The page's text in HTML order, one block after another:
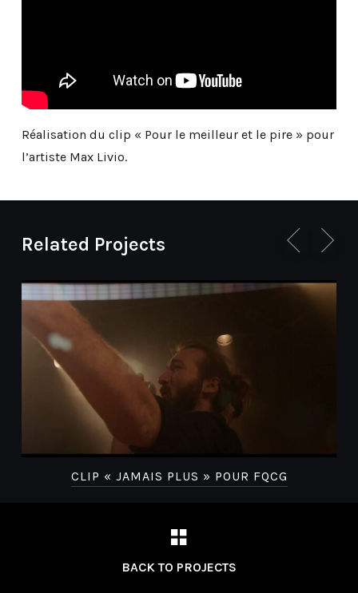
Réalisation du clip « Pour le meilleur et le pire » pour
l’artiste Max Livio.
Related Projects
CLIP « JAMAIS PLUS » POUR FQCG
BACK TO PROJECTS